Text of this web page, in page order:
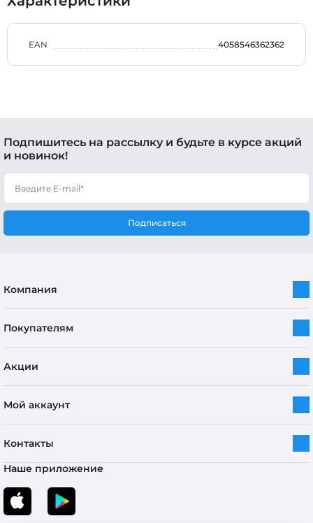
EAN 4058546362362
Подпишитесь на рассылку и будьте в курсе акций
и новинок!
Подписаться
Компания
Покупателям
Акции
Мой аккаунт
Контакты
Наше приложение